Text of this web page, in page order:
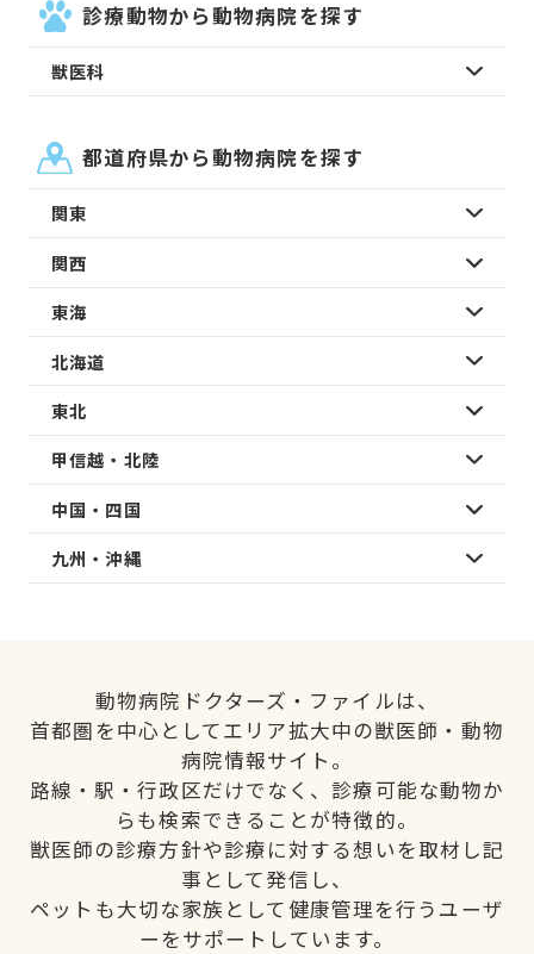
診療動物から動物病院を探す
獣医科
都道府県から動物病院を探す
関東
関西
東海
北海道
東北
甲信越・北陸
中国・四国
九州・沖縄
動物病院ドクターズ・ファイルは、
首都圏を中心としてエリア拡大中の獣医師・動物
病院情報サイト。
路線・駅・行政区だけでなく、診療可能な動物か
らも検索できることが特徴的。
獣医師の診療方針や診療に対する想いを取材し記
事として発信し、
ペットも大切な家族として健康管理を行うユーザ
ーをサポートしています。